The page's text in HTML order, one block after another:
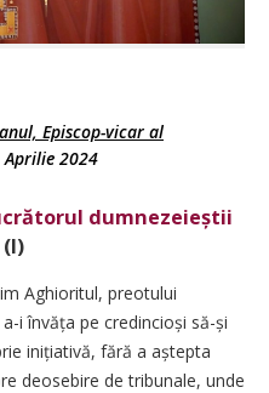
Episcop-vicar al
Aprilie 2024
dumnezeieștii
(I)
Aghioritul, preotului
i învăța pe credincioși să-și
inițiativă, fără a aștepta
deosebire de tribunale, unde